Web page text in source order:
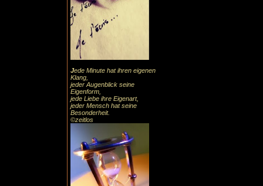
Jede Minute hat ihren eigenen
Klang,
jeder Augenblick seine
Eigenform,
jede Liebe ihre Eigenart,
jeder Mensch hat seine
Besonderheit.
©zeitlos